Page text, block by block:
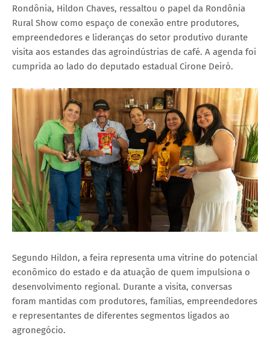
Rondônia, Hildon Chaves, ressaltou o papel da Rondônia
Rural Show como espaço de conexão entre produtores,
empreendedores e lideranças do setor produtivo durante
visita aos estandes das agroindústrias de café. A agenda foi
cumprida ao lado do deputado estadual Cirone Deiró.
Segundo Hildon, a feira representa uma vitrine do potencial
econômico do estado e da atuação de quem impulsiona o
desenvolvimento regional. Durante a visita, conversas
foram mantidas com produtores, famílias, empreendedores
e representantes de diferentes segmentos ligados ao
agronegócio.